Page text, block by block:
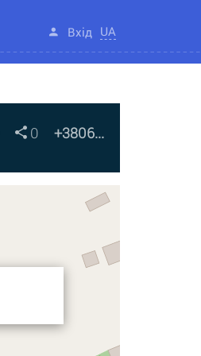
Вхід UA
0 +3806...